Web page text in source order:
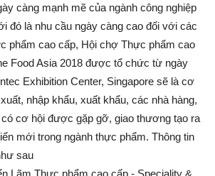
càng mạnh mẽ của ngành công nghiệp
đó là nhu cầu ngày càng cao đối với các
phẩm cao cấp, Hội chợ Thực phẩm cao
Food Asia 2018 được tổ chức từ ngày
Exhibition Center, Singapore sẽ là cơ
nhập khẩu, xuất khẩu, các nhà hàng,
cơ hội được gặp gỡ, giao thương tạo ra
mới trong ngành thực phẩm. Thông tin
sau